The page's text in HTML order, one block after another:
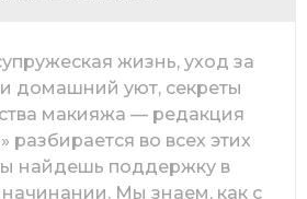
жизнь, уход за
домашний уют, секреты
макияжа — редакция
разбирается во всех этих
найдешь поддержку в
Мы знаем, как с